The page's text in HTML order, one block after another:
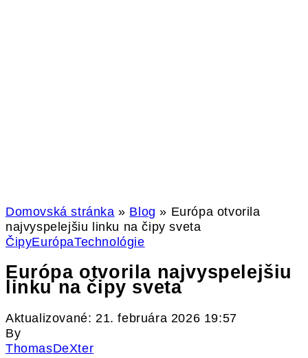
Domovská stránka » Blog » Európa otvorila
najvyspelejšiu linku na čipy sveta
ČipyEurópaTechnológie
Európa otvorila najvyspelejšiu
linku na čipy sveta
Aktualizované: 21. februára 2026 19:57
By
ThomasDeXter